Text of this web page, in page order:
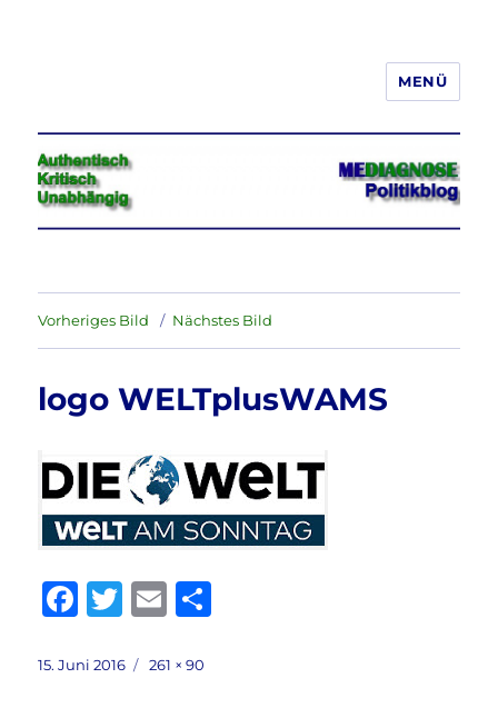
Jeder hat das Recht, seine
Meinung in Wort, Schrift und Bild
frei zu äußern und zu verbreiten
MENÜ
Vorheriges Bild Nächstes Bild
logo WELTplusWAMS
F
c
T
it
E
ai
Veröffentlicht
15. Juni 2016
Volle
261 × 90